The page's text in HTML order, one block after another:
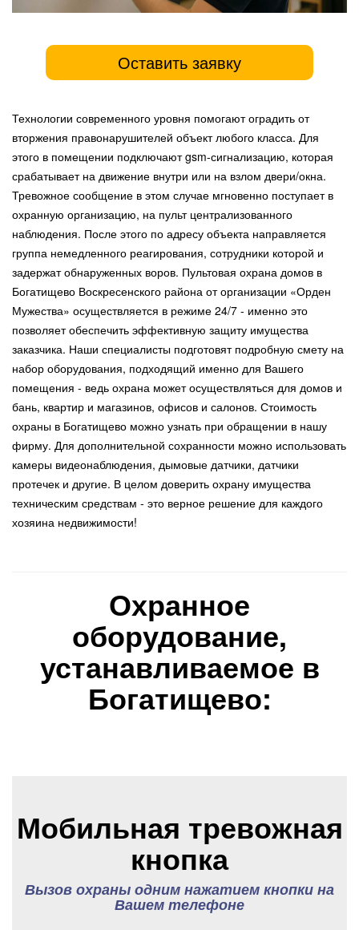
Оставить заявку
Технологии современного уровня помогают оградить от
вторжения правонарушителей объект любого класса. Для
этого в помещении подключают gsm-сигнализацию, которая
срабатывает на движение внутри или на взлом двери/окна.
Тревожное сообщение в этом случае мгновенно поступает в
охранную организацию, на пульт централизованного
наблюдения. После этого по адресу объекта направляется
группа немедленного реагирования, сотрудники которой и
задержат обнаруженных воров. Пультовая охрана домов в
Богатищево Воскресенского района от организации «Орден
Мужества» осуществляется в режиме 24/7 - именно это
позволяет обеспечить эффективную защиту имущества
заказчика. Наши специалисты подготовят подробную смету на
набор оборудования, подходящий именно для Вашего
помещения - ведь охрана может осуществляться для домов и
бань, квартир и магазинов, офисов и салонов. Стоимость
охраны в Богатищево можно узнать при обращении в нашу
фирму. Для дополнительной сохранности можно использовать
камеры видеонаблюдения, дымовые датчики, датчики
протечек и другие. В целом доверить охрану имущества
техническим средствам - это верное решение для каждого
хозяина недвижимости!
Охранное
оборудование,
устанавливаемое в
Богатищево:
Мобильная тревожная
кнопка
Вызов охраны одним нажатием кнопки на
Вашем телефоне